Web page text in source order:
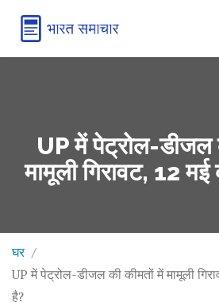
UP में पेट्रोल-डीजल
मामूली गिरावट, 12 मई
घर
UP में पेट्रोल-डीजल की कीमतों में मामूली
है?